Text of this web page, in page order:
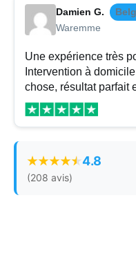
Damien G.
Waremme
Une expérience très
Intervention à
chose, résultat parfait
4.8
(208 avis)